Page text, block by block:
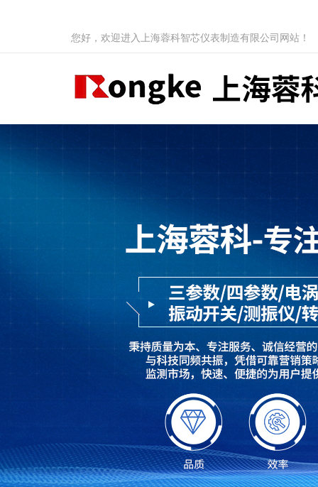
您好，欢迎进入上海蓉科智芯仪表制造有限公司网站！